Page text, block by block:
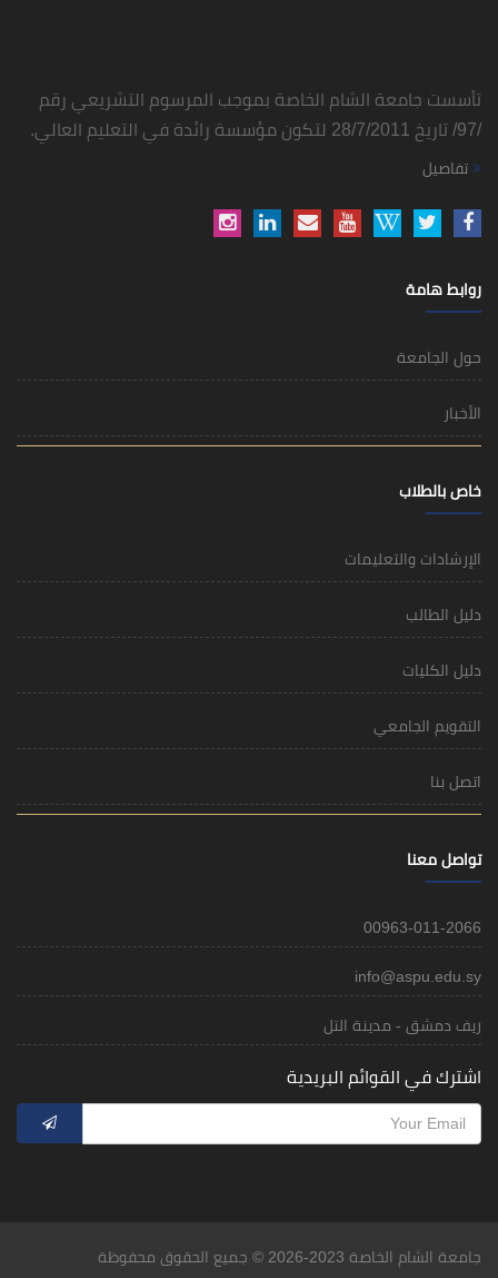
تأسست جامعة الشام الخاصة بموجب المرسوم التشريعي رقم
/97/ تاريخ 28/7/2011 لتكون مؤسسة رائدة في التعليم العالي.
تفاصيل
روابط هامة
حول الجامعة
الأخبار
خاص بالطلاب
الإرشادات والتعليمات
دليل الطالب
دليل الكليات
التقويم الجامعي
اتصل بنا
تواصل معنا
00963-011-2066
info@aspu.edu.sy
ريف دمشق - مدينة التل
اشترك في القوائم البريدية
جامعة الشام الخاصة 2023-2026 © جميع الحقوق محفوظة